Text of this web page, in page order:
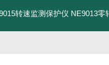
转速监测保护仪 NE9013零